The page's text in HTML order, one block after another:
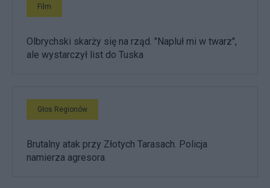
Film
Olbrychski skarży się na rząd. "Napluł mi w twarz",
ale wystarczył list do Tuska
Głos Regionów
Brutalny atak przy Złotych Tarasach. Policja
namierza agresora